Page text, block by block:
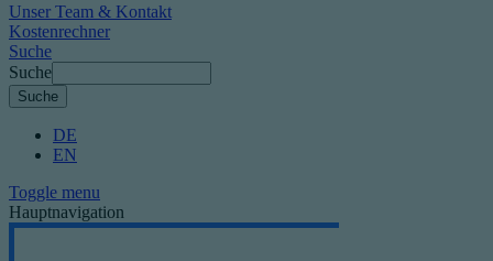
Unser Team & Kontakt
Kostenrechner
Suche
Suche
DE
EN
Toggle menu
Hauptnavigation